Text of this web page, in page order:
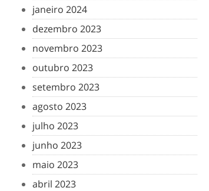
janeiro 2024
dezembro 2023
novembro 2023
outubro 2023
setembro 2023
agosto 2023
julho 2023
junho 2023
maio 2023
abril 2023